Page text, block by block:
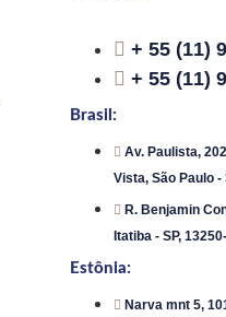
+ 55 (11)
+ 55 (11)
Brasil:
Av. Paulista,
Vista, São Paulo -
R. Benjamin
Itatiba - SP,
Estônia:
Narva mnt 5,